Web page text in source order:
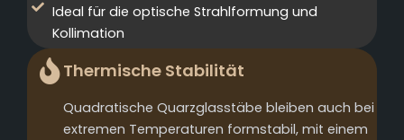
Ideal für die optische Strahlformung und
Kollimation
Thermische Stabilität
Quadratische Quarzglasstäbe bleiben auch bei
extremen Temperaturen formstabil, mit einem